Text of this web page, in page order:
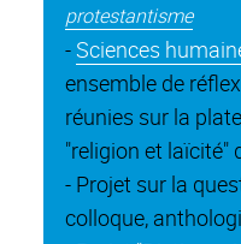
protestantisme
-Sciences
ensemble de
réunies sur la
"religion et laïcité"
- Projet sur la
colloque,